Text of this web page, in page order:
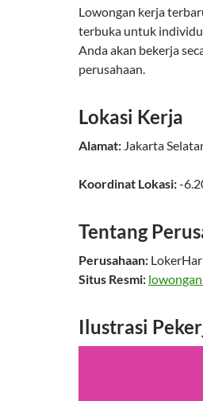
Lowongan kerja
terbuka untuk
Anda akan bekerja
perusahaan.
Lokasi Kerja
Alamat: Jakarta
Koordinat Lokasi:-
Tentang
Perusahaan:
Situs Resmi:
Ilustrasi